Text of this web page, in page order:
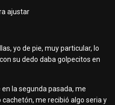
ajustar
yo de pie, muy particular, lo
su dedo daba golpecitos en
la segunda pasada, me
me recibió algo seria y